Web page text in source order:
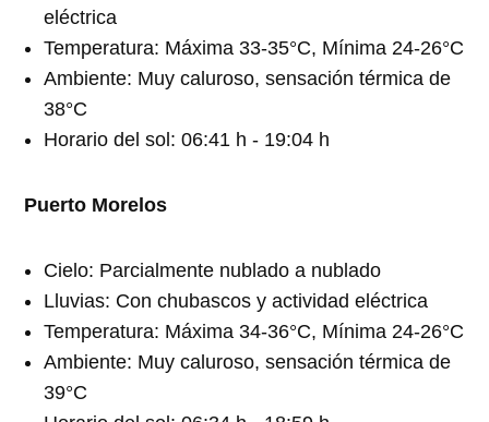
eléctrica
Temperatura: Máxima 33-35°C, Mínima 24-26°C
Ambiente: Muy caluroso, sensación térmica de
38°C
Horario del sol: 06:41 h - 19:04 h
Puerto Morelos
Cielo: Parcialmente nublado a nublado
Lluvias: Con chubascos y actividad eléctrica
Temperatura: Máxima 34-36°C, Mínima 24-26°C
Ambiente: Muy caluroso, sensación térmica de
39°C